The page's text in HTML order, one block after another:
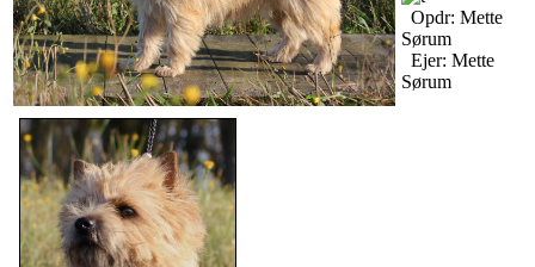
Opdr: Mette
Sørum
Ejer: Mette
Sørum